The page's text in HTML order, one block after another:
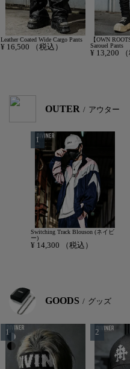
Leather Coated Wide Cargo Pants
¥ 16,500 （税込）
【OWN
Sarouel Pants
¥ 13,200
OUTER アウター
Switching Track Blouson (ネイビ
ー)
¥ 14,300 （税込）
GOODS グッズ